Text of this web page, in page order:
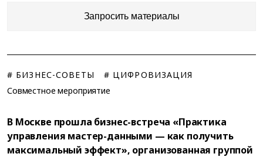
Запросить материалы
# БИЗНЕС-СОВЕТЫ
# ЦИФРОВИЗАЦИЯ
Совместное мероприятие
В Москве прошла бизнес-встреча «Практика
управления мастер-данными — как получить
максимальный эффект», организованная группой